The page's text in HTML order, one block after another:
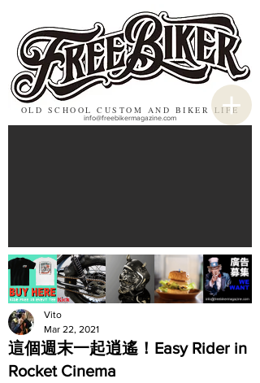
OLD SCHOOL CUSTOM AND BIKER LIFE
info@freebikermagazine.com
這個週末一起逍遙！Easy Rider in
Rocket Cinema
Vito
Mar 22, 2021